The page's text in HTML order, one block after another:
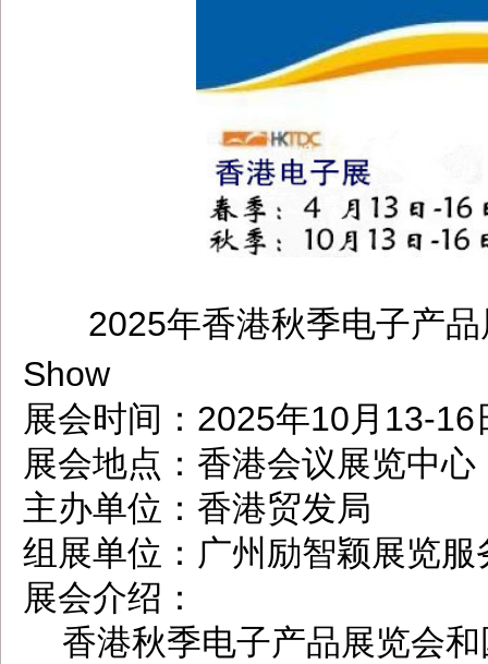
2025年香港秋季电子产
Show
展会时间：2025年10月13-16
展会地点：香港会议展览中心
主办单位：香港贸发局
组展单位：广州励智颖展览服
展会介绍：
香港秋季电子产品展览会和